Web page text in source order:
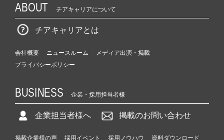
ABOUT チアキャリアについて
チアキャリアとは
会社概要 ニュースルーム
メディア出演・掲載
プライバシーポリシー
BUSINESS 企業・採用担当者様
企業担当者様へ 掲載のお問い合わせ
掲載企業様の声 採用イベント 採用ノウハウ 資料ダウンロード